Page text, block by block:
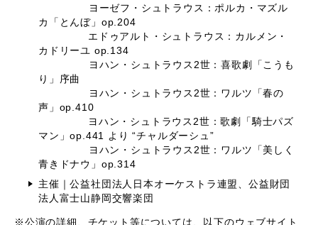
︎ヨーゼフ・シュトラウス：ポルカ・マズル
カ「とんぼ」op.204
エドゥアルト・シュトラウス：カルメン・
カドリーユ op.134
︎ヨハン・シュトラウス2世：喜歌劇「こうも
り」序曲
︎︎ヨハン・シュトラウス2世：ワルツ「春の
声」op.410
ヨハン・シュトラウス2世：歌劇「騎士パズ
マン」op.441 より “チャルダーシュ”
︎ヨハン・シュトラウス2世：ワルツ「美しく
青きドナウ」op.314
主催｜公益社団法人日本オーケストラ連盟、公益財団
法人富士山静岡交響楽団
※公演の詳細、チケット等については、以下のウェブサイト